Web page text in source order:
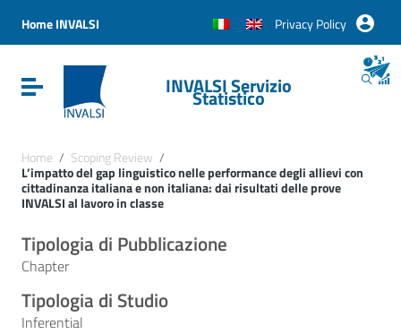
Vai al menu di navigazione
Vai al footer
Home INVALSI Privacy Policy
Attiva / disattiva la navigazioneINVALSI Servizio
Statistico
Home / Scoping Review /
L’impatto del gap linguistico nelle performance degli allievi con
cittadinanza italiana e non italiana: dai risultati delle prove
INVALSI al lavoro in classe
Tipologia di Pubblicazione
Chapter
Tipologia di Studio
Inferential